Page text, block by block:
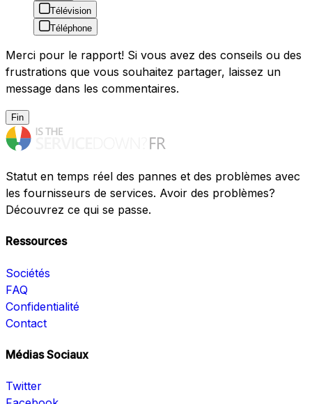
Télévision
Téléphone
Merci pour le rapport! Si vous avez des conseils ou des
frustrations que vous souhaitez partager, laissez un
message dans les commentaires.
Fin
Statut en temps réel des pannes et des problèmes avec
les fournisseurs de services. Avoir des problèmes?
Découvrez ce qui se passe.
Ressources
Sociétés
FAQ
Confidentialité
Contact
Médias Sociaux
Twitter